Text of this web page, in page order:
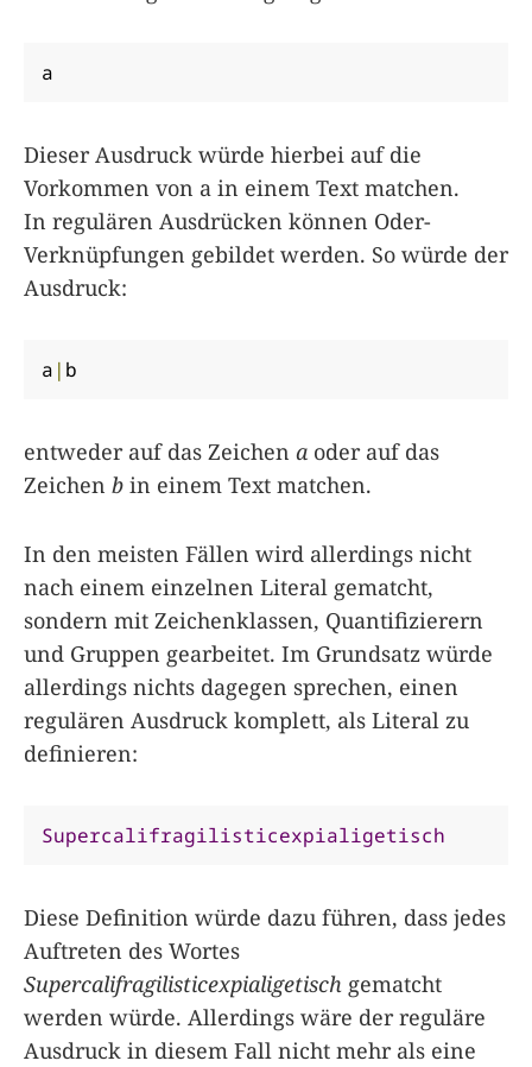
a
Dieser Ausdruck würde hierbei auf die
Vorkommen von a in einem Text matchen.
In regulären Ausdrücken können Oder-
Verknüpfungen gebildet werden. So würde der
Ausdruck:
a | b
entweder auf das Zeichen a oder auf das
Zeichen b in einem Text matchen.
In den meisten Fällen wird allerdings nicht
nach einem einzelnen Literal gematcht,
sondern mit Zeichenklassen, Quantifizierern
und Gruppen gearbeitet. Im Grundsatz würde
allerdings nichts dagegen sprechen, einen
regulären Ausdruck komplett, als Literal zu
definieren:
Supercalifragilisticexpialigetisch
Diese Definition würde dazu führen, dass jedes
Auftreten des Wortes
Supercalifragilisticexpialigetisch gematcht
werden würde. Allerdings wäre der reguläre
Ausdruck in diesem Fall nicht mehr als eine